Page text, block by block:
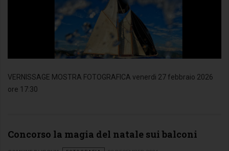
VERNISSAGE MOSTRA FOTOGRAFICA venerdi 27 febbraio 2026
ore 17:30
Concorso la magia del natale sui balconi